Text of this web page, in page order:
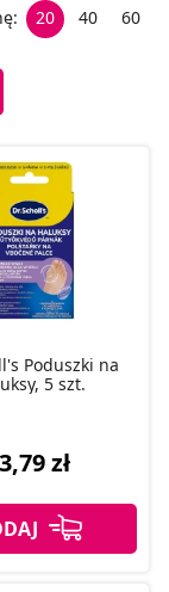
20 40 60
Poduszki na
5 szt.
zł